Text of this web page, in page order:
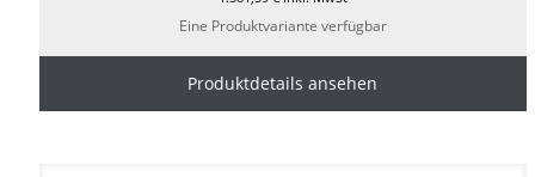
Eine Produktvariante verfügbar
Produktdetails ansehen